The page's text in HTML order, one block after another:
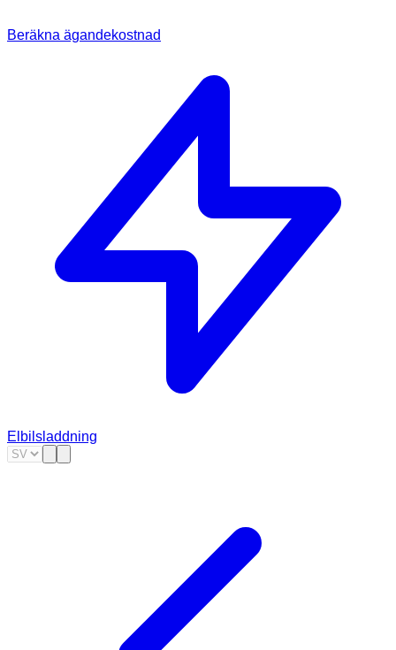
Beräkna ägandekostnad
Elbilsladdning